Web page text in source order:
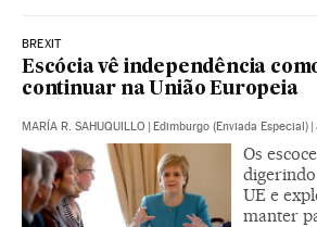
BREXIT
Escócia vê independência
continuar na União Europeia
MARÍA R. SAHUQUILLO | Edimburgo (Enviada Especial) |
Os
UE e
manter